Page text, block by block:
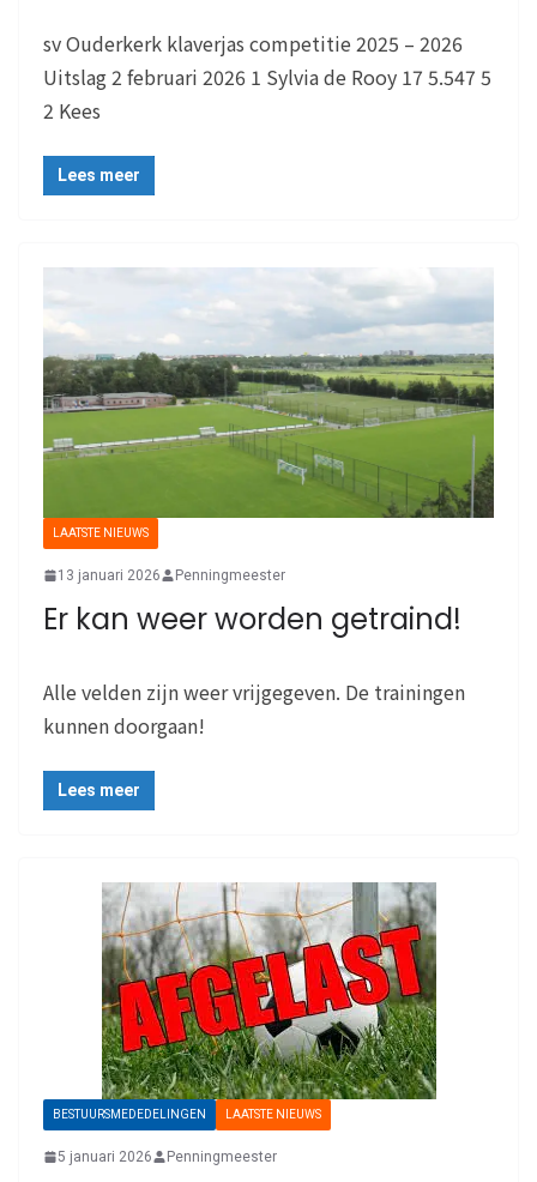
sv Ouderkerk klaverjas competitie 2025 – 2026
Uitslag 2 februari 2026 1 Sylvia de Rooy 17 5.547 5
2 Kees
Lees meer
LAATSTE NIEUWS
13 januari 2026 Penningmeester
Er kan weer worden getraind!
Alle velden zijn weer vrijgegeven. De trainingen
kunnen doorgaan!
Lees meer
BESTUURSMEDEDELINGEN LAATSTE NIEUWS
5 januari 2026 Penningmeester